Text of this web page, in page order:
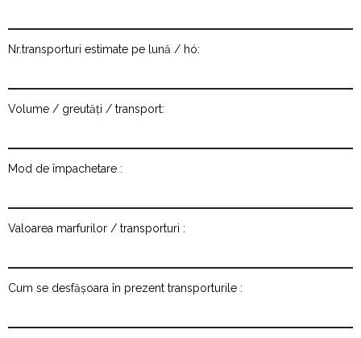
Nr.transporturi estimate pe lună / hó:
Volume / greutăți / transport:
Mod de împachetare :
Valoarea marfurilor / transporturi :
Cum se desfășoara în prezent transporturile :